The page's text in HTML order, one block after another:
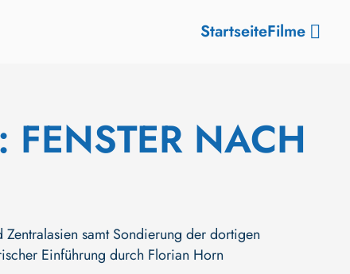
StartseiteFilme
NACH
samt Sondierung der dortigen
Einführung durch Florian Horn